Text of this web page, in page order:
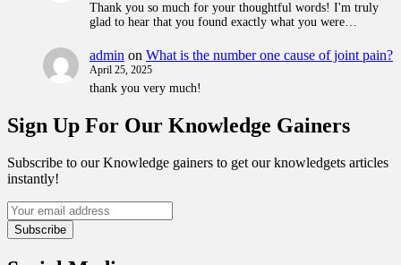
Thank you so much for your thoughtful words! I'm truly
glad to hear that you found exactly what you were…
admin on What is the number one cause of joint pain?
April 25, 2025
thank you very much!
Sign Up For Our Knowledge Gainers
Subscribe to our Knowledge gainers to get our knowledgets articles
instantly!
Subscribe